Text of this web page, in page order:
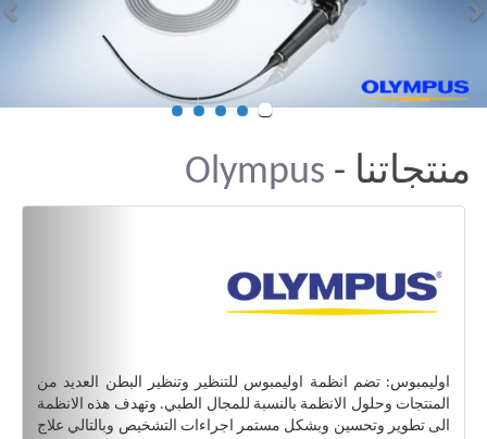
منتجاتنا - Olympus
اوليمبوس: تضم انظمة اوليمبوس للتنظير وتنظير البطن العديد من
المنتجات وحلول الانظمة بالنسبة للمجال الطبي. وتهدف هذه الانظمة
الى تطوير وتحسين وبشكل مستمر اجراءات التشخيص وبالتالي علاج